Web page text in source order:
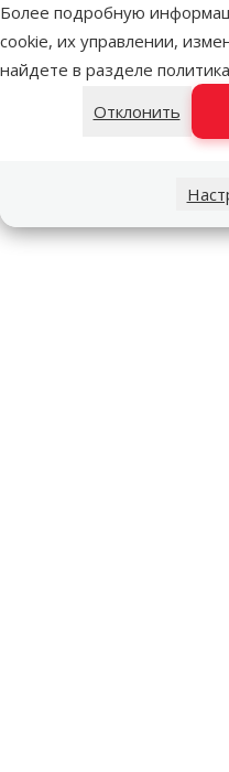
Более подробную
cookie, их управлении,
найдете в разделе
Отклонить